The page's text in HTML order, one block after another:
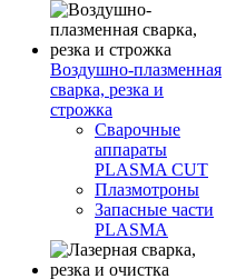
Воздушно-плазменная
сварка, резка и
строжка
Сварочные
аппараты
PLASMA CUT
Плазмотроны
Запасные части
PLASMA